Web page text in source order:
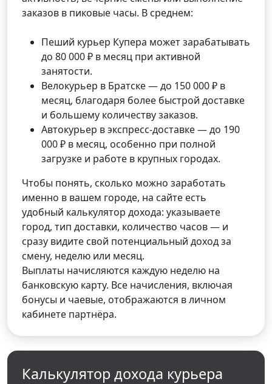
заказов в пиковые часы. В среднем:
Пеший курьер Купера может зарабатывать
до 80 000 ₽ в месяц при активной
занятости.
Велокурьер в Братске — до 150 000 ₽ в
месяц, благодаря более быстрой доставке
и большему количеству заказов.
Автокурьер в экспресс-доставке — до 190
000 ₽ в месяц, особенно при полной
загрузке и работе в крупных городах.
Чтобы понять, сколько можно заработать
именно в вашем городе, на сайте есть
удобный калькулятор дохода: указываете
город, тип доставки, количество часов — и
сразу видите свой потенциальный доход за
смену, неделю или месяц.
Выплаты начисляются каждую неделю на
банковскую карту. Все начисления, включая
бонусы и чаевые, отображаются в личном
кабинете партнёра.
Калькулятор дохода курьера